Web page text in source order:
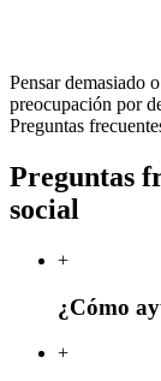
Pensar demasiado
preocupación por
Preguntas
Preguntas
social
+
¿Cómo
+